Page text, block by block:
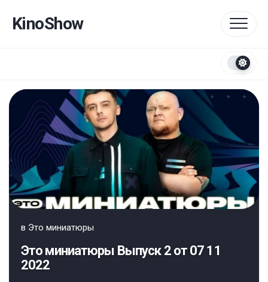
содержанию
KinoShow
в Это миниатюры
Это миниатюры Выпуск 2 от 07 11
2022